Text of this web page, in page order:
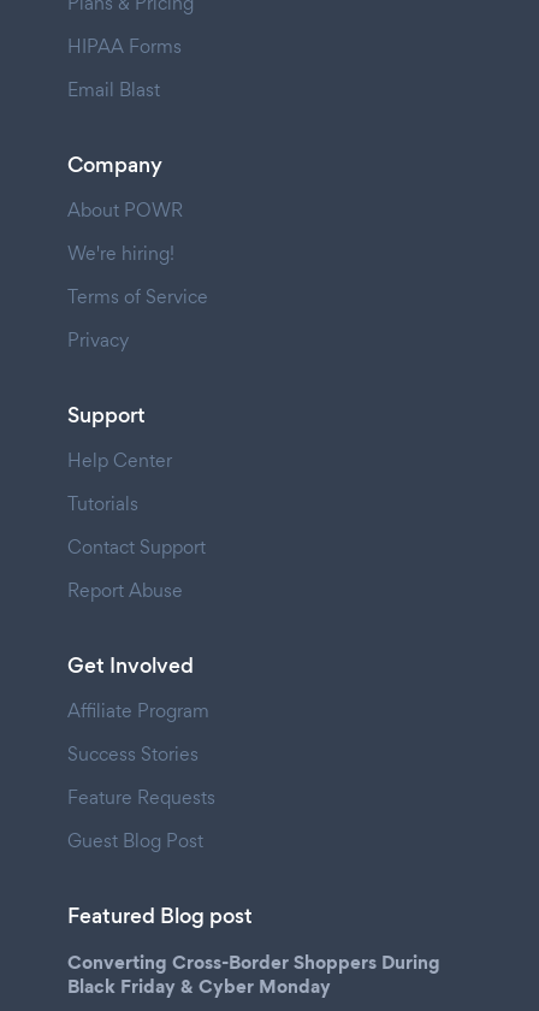
HIPAA Forms
Email Blast
Company
About POWR
We're hiring!
Terms of Service
Privacy
Support
Help Center
Tutorials
Contact Support
Report Abuse
Get Involved
Affiliate Program
Success Stories
Feature Requests
Guest Blog Post
Featured Blog post
Converting Cross-Border Shoppers During
Black Friday & Cyber Monday